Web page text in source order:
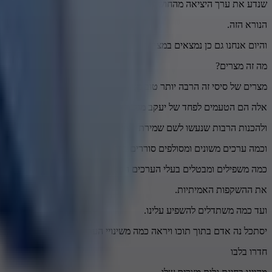
שנדע את ערך היציאה מהחושך
הנורא הזה.
והיום אנחנו גם כן נמצאים במצרים הישראלית.
מה זה מצרים?
מצרים של סיסי זה הרבה יותר טוב ממצרים והמצרים שיש לנו בישראל.
אלה הם הטעמים לפחד של יעקב מגלות מצרים
ולהכנות הרבות שנעשו לשם שמירת ניצוץ הקדושה בתוך הגלות הקשה
וכמה ערכים משונים ומסולפים סוררים ברחובותינו.
כמה משפילים ומבטלים בעלי הערכים ההם
את ההשקפות האמיתיות.
ועד כמה משתדלים להשפיע עלינו.
יסתכל נה אדם בתוך תוכו ויראה כמה משינויי הערכים
חדרו בלבו